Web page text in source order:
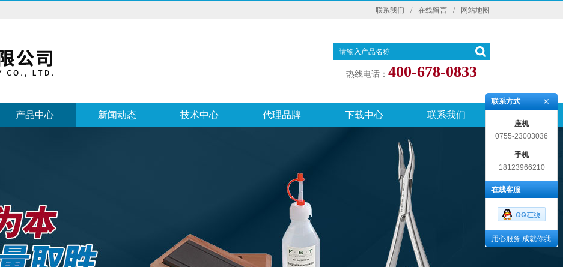
联系我们 / 在线留言 / 网站地图
热线电话： 400-678-0833
产品中心 新闻动态 技术中心 代理品牌 下载中心 联系我们
联系方式
座机
0755-23003036
手机
18123966210
在线客服
用心服务 成就你我